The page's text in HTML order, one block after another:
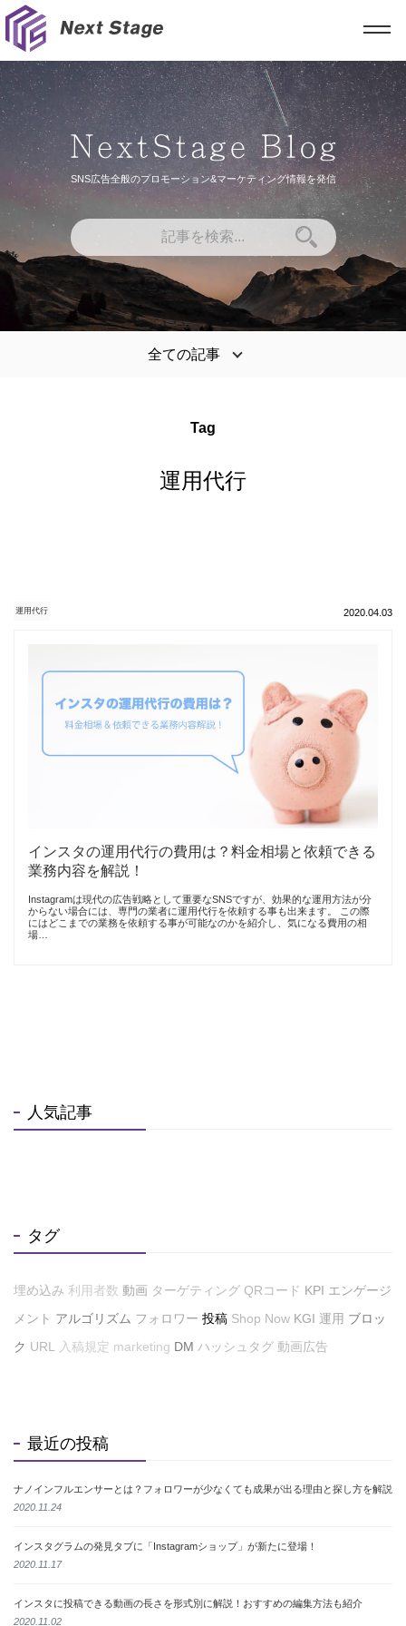
SNS広告全般のプロモーション&マーケティング情報を発信
全ての記事
Tag
運用代行
運用代行 2020.04.03
インスタの運用代行の費用は？料金相場と依頼できる
業務内容を解説！
Instagramは現代の広告戦略として重要なSNSですが、効果的な運用方法が分
からない場合には、専門の業者に運用代行を依頼する事も出来ます。 この際
にはどこまでの業務を依頼する事が可能なのかを紹介し、気になる費用の相
場…
人気記事
タグ
埋め込み 利用者数 動画 ターゲティング QRコード KPI エンゲージ
メント アルゴリズム フォロワー 投稿 Shop Now KGI 運用 ブロッ
ク URL 入稿規定 marketing DM ハッシュタグ 動画広告
最近の投稿
ナノインフルエンサーとは？フォロワーが少なくても成果が出る理由と探し方を解説
2020.11.24
インスタグラムの発見タブに「Instagramショップ」が新たに登場！
2020.11.17
インスタに投稿できる動画の長さを形式別に解説！おすすめの編集方法も紹介
2020.11.02